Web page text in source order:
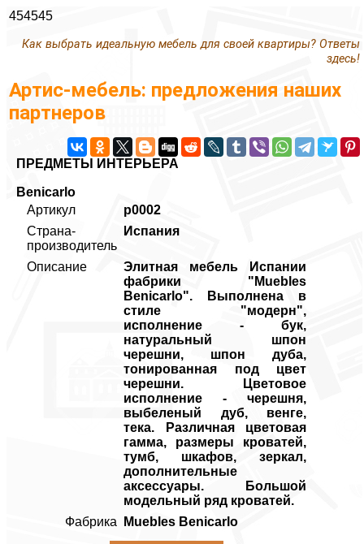
454545
Как выбрать идеальную мебель для своей квартиры? Ответы
здесь!
Артис-мебель: предложения наших
партнеров
ПРЕДМЕТЫ ИНТЕРЬЕРА
Benicarlo
Артикул
p0002
Страна-
производитель
Испания
Описание
Элитная мебель Испании
фабрики "Muebles
Benicarlo". Выполнена в
стиле "модерн",
исполнение - бук,
натуральный шпон
черешни, шпон дуба,
тонированная под цвет
черешни. Цветовое
исполнение - черешня,
выбеленый дуб, венге,
тека. Различная цветовая
гамма, размеры кроватей,
тумб, шкафов, зеркал,
дополнительные
аксессуары. Большой
модельный ряд кроватей.
Фабрика
Muebles Benicarlo